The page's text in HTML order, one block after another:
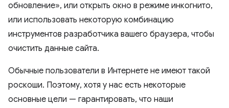
обновление», или открыть окно в режиме инкогнито,
или использовать некоторую комбинацию
инструментов разработчика вашего браузера, чтобы
очистить данные сайта.
Обычные пользователи в Интернете не имеют такой
роскоши. Поэтому, хотя у нас есть некоторые
основные цели — гарантировать, что наши